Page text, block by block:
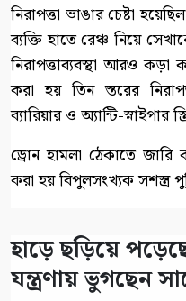
নিরাপত্তা ভাঙার চেষ্টা
ব্যক্তি হাতে রেঞ্চ নিয়ে
নিরাপত্তাব্যবস্থা আরও কড়া
করা হয় তিন স্তরের
ব্যারিয়ার ও অ্যান্টি-স্নাইপার
ড্রোন হামলা ঠেকাতে
করা হয় বিপুলসংখ্যক সশস্ত্র
হাড়ে ছড়িয়ে
যন্ত্রণায় ভুগছেন